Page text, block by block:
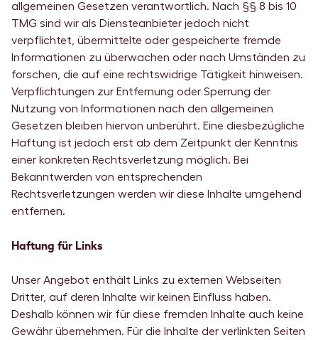
allgemeinen Gesetzen verantwortlich. Nach §§ 8 bis 10
TMG sind wir als Diensteanbieter jedoch nicht
verpflichtet, übermittelte oder gespeicherte fremde
Informationen zu überwachen oder nach Umständen zu
forschen, die auf eine rechtswidrige Tätigkeit hinweisen.
Verpflichtungen zur Entfernung oder Sperrung der
Nutzung von Informationen nach den allgemeinen
Gesetzen bleiben hiervon unberührt. Eine diesbezügliche
Haftung ist jedoch erst ab dem Zeitpunkt der Kenntnis
einer konkreten Rechtsverletzung möglich. Bei
Bekanntwerden von entsprechenden
Rechtsverletzungen werden wir diese Inhalte umgehend
entfernen.
Haftung für Links
Unser Angebot enthält Links zu externen Webseiten
Dritter, auf deren Inhalte wir keinen Einfluss haben.
Deshalb können wir für diese fremden Inhalte auch keine
Gewähr übernehmen. Für die Inhalte der verlinkten Seiten